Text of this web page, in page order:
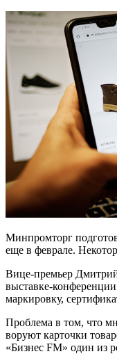
Минпромторг
еще в феврале.
Вице-премьер
выставке-
маркировку,
Проблема в том, что
воруют карточки
«Бизнес FM» один из